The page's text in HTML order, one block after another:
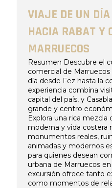
VIAJE DE UN DÍA
HACIA RABAT Y
MARRUECOS
Resumen Descubre el
comercial de Marruecos
día desde Fez hasta la
experiencia combina
capital del país, y
grande y centro
Explora una rica mezcla
moderna y vida costera
monumentos reales,
animadas y modernos
para quienes desean
urbana de Marruecos
excursión ofrece tanto
como momentos de